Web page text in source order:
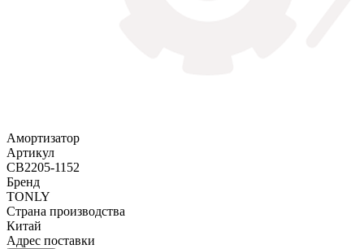
Амортизатор
Артикул
CB2205-1152
Бренд
TONLY
Страна производства
Китай
Адрес поставки